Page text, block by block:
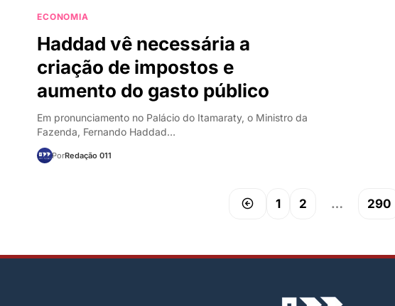
ECONOMIA
Haddad vê necessária a
criação de impostos e
aumento do gasto público
Em pronunciamento no Palácio do Itamaraty, o Ministro da
Fazenda, Fernando Haddad…
PorRedação 011
1 2 … 290